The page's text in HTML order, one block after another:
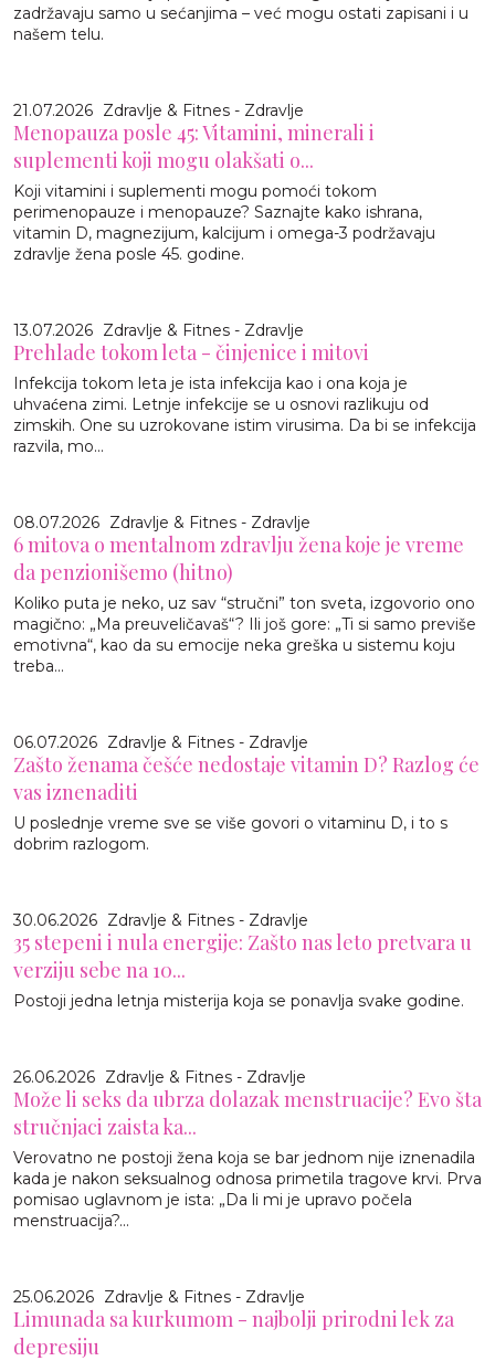
zadržavaju samo u sećanjima – već mogu ostati zapisani i u
našem telu.
21.07.2026 Zdravlje & Fitnes - Zdravlje
Menopauza posle 45: Vitamini, minerali i
suplementi koji mogu olakšati o...
Koji vitamini i suplementi mogu pomoći tokom
perimenopauze i menopauze? Saznajte kako ishrana,
vitamin D, magnezijum, kalcijum i omega-3 podržavaju
zdravlje žena posle 45. godine.
13.07.2026 Zdravlje & Fitnes - Zdravlje
Prehlade tokom leta - činjenice i mitovi
Infekcija tokom leta je ista infekcija kao i ona koja je
uhvaćena zimi. Letnje infekcije se u osnovi razlikuju od
zimskih. One su uzrokovane istim virusima. Da bi se infekcija
razvila, mo...
08.07.2026 Zdravlje & Fitnes - Zdravlje
6 mitova o mentalnom zdravlju žena koje je vreme
da penzionišemo (hitno)
Koliko puta je neko, uz sav “stručni” ton sveta, izgovorio ono
magično: „Ma preuveličavaš“? Ili još gore: „Ti si samo previše
emotivna“, kao da su emocije neka greška u sistemu koju
treba...
06.07.2026 Zdravlje & Fitnes - Zdravlje
Zašto ženama češće nedostaje vitamin D? Razlog će
vas iznenaditi
U poslednje vreme sve se više govori o vitaminu D, i to s
dobrim razlogom.
30.06.2026 Zdravlje & Fitnes - Zdravlje
35 stepeni i nula energije: Zašto nas leto pretvara u
verziju sebe na 10...
Postoji jedna letnja misterija koja se ponavlja svake godine.
26.06.2026 Zdravlje & Fitnes - Zdravlje
Može li seks da ubrza dolazak menstruacije? Evo šta
stručnjaci zaista ka...
Verovatno ne postoji žena koja se bar jednom nije iznenadila
kada je nakon seksualnog odnosa primetila tragove krvi. Prva
pomisao uglavnom je ista: „Da li mi je upravo počela
menstruacija?...
25.06.2026 Zdravlje & Fitnes - Zdravlje
Limunada sa kurkumom - najbolji prirodni lek za
depresiju